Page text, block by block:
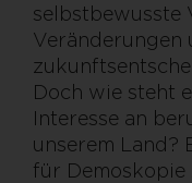
selbstbewusste
Veränderungen
Doch wie steht
Interesse an
unserem Land?
für Demoskopie